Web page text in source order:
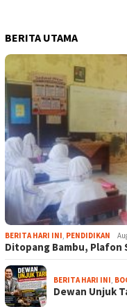
BERITA UTAMA
BERITA HARI INI, PENDIDIKAN
Ditopang Bambu, Plafon
BERITA HARI INI,
Dewan Unjuk